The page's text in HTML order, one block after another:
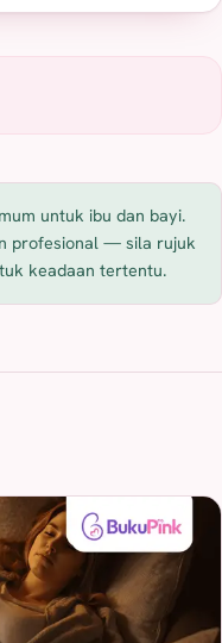
untuk ibu dan bayi.
profesional — sila rujuk
keadaan tertentu.